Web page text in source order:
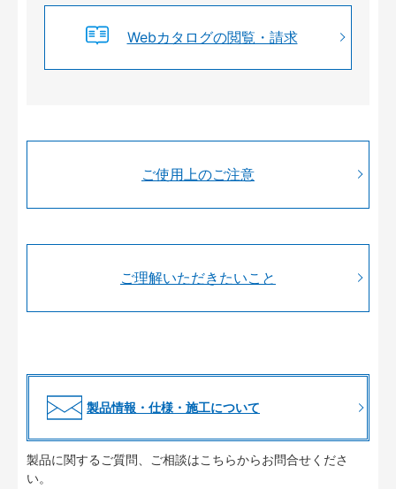
Webカタログの閲覧・請求
ご使用上のご注意
ご理解いただきたいこと
製品情報・仕様・施工について
製品に関するご質問、ご相談はこちらからお問合せくださ
い。